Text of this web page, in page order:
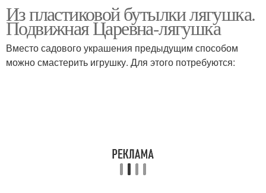
Из пластиковой бутылки лягушка.
Подвижная Царевна-лягушка
Вместо садового украшения предыдущим способом
можно смастерить игрушку. Для этого потребуются: